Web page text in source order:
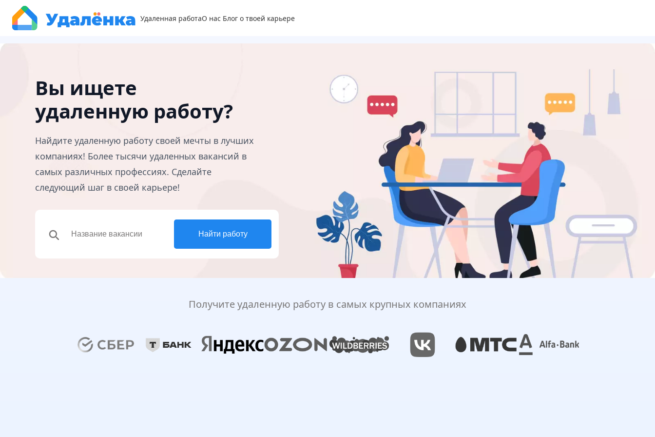
Удаленная работаО нас Блог о твоей карьере
Вы ищете
удаленную работу?
Найдите удаленную работу своей мечты в лучших
компаниях! Более тысячи удаленных вакансий в
самых различных профессиях. Сделайте
следующий шаг в своей карьере!
search Найти работу
Получите удаленную работу в самых крупных компаниях